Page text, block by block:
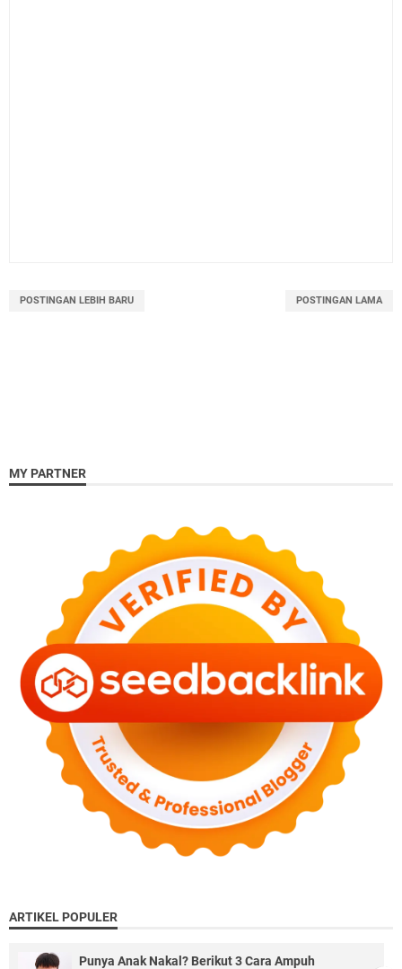
POSTINGAN LEBIH BARU POSTINGAN LAMA
MY PARTNER
ARTIKEL POPULER
Punya Anak Nakal? Berikut 3 Cara Ampuh